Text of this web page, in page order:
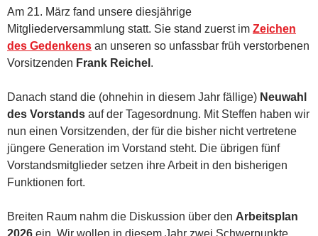
Am 21. März fand unsere diesjährige
Mitgliederversammlung statt. Sie stand zuerst im Zeichen
des Gedenkens an unseren so unfassbar früh verstorbenen
Vorsitzenden Frank Reichel .
Danach stand die (ohnehin in diesem Jahr fällige) Neuwahl
des Vorstands auf der Tagesordnung. Mit Steffen haben wir
nun einen Vorsitzenden, der für die bisher nicht vertretene
jüngere Generation im Vorstand steht. Die übrigen fünf
Vorstandsmitglieder setzen ihre Arbeit in den bisherigen
Funktionen fort.
Breiten Raum nahm die Diskussion über den Arbeitsplan